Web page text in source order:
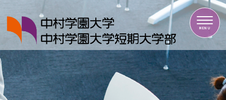
中村学園大学・中村学園大学短期大学部
MENU